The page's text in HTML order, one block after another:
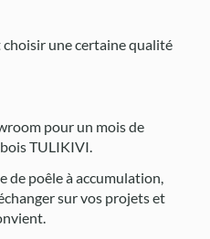
choisir une certaine qualité
pour un mois de
TULIKIVI.
de poêle à accumulation,
sur vos projets et